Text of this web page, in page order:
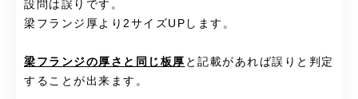
設問は誤りです。
梁フランジ厚より2サイズUPします。
梁フランジの厚さと同じ板厚 と記載があれば誤りと判定
することが出来ます。